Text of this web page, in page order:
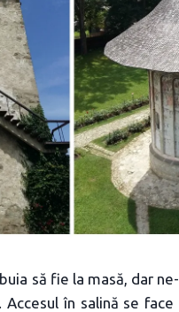
să fie la masă, dar
Accesul în salină se